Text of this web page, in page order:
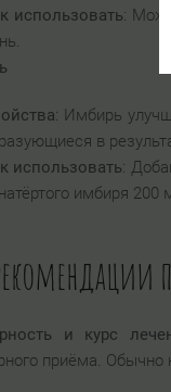
использовать:
: Имбирь
в
использовать:
имбиря 200
и курс
приёма. Обычно